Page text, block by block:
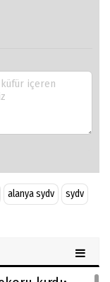
alanya sydv
sydv